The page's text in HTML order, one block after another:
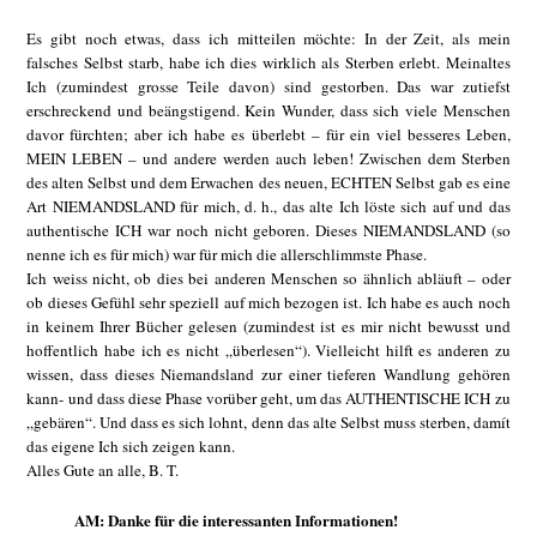
Es gibt noch etwas, dass ich mitteilen möchte: In der Zeit, als mein
falsches Selbst starb, habe ich dies wirklich als Sterben erlebt. Meinaltes
Ich (zumindest grosse Teile davon) sind gestorben. Das war zutiefst
erschreckend und beängstigend. Kein Wunder, dass sich viele Menschen
davor fürchten; aber ich habe es überlebt – für ein viel besseres Leben,
MEIN LEBEN – und andere werden auch leben! Zwischen dem Sterben
des alten Selbst und dem Erwachen des neuen, ECHTEN Selbst gab es eine
Art NIEMANDSLAND für mich, d. h., das alte Ich löste sich auf und das
authentische ICH war noch nicht geboren. Dieses NIEMANDSLAND (so
nenne ich es für mich) war für mich die allerschlimmste Phase.
Ich weiss nicht, ob dies bei anderen Menschen so ähnlich abläuft – oder
ob dieses Gefühl sehr speziell auf mich bezogen ist. Ich habe es auch noch
in keinem Ihrer Bücher gelesen (zumindest ist es mir nicht bewusst und
hoffentlich habe ich es nicht „überlesen“). Vielleicht hilft es anderen zu
wissen, dass dieses Niemandsland zur einer tieferen Wandlung gehören
kann- und dass diese Phase vorüber geht, um das AUTHENTISCHE ICH zu
„gebären“. Und dass es sich lohnt, denn das alte Selbst muss sterben, damít
das eigene Ich sich zeigen kann.
Alles Gute an alle, B. T.
AM: Danke für die interessanten Informationen!